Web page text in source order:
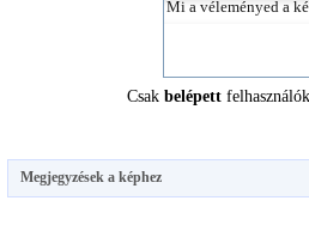
Csakbelépett
Megjegyzések a képhez